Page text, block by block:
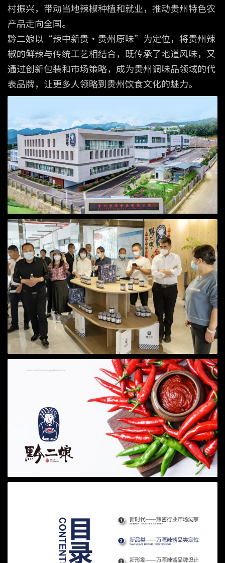
村振兴，带动当地辣椒种植和就业，推动贵州特色农
产品走向全国。
黔二娘以“辣中新贵·贵州原味”为定位，将贵州辣
椒的鲜辣与传统工艺相结合，既传承了地道风味，又
通过创新包装和市场策略，成为贵州调味品领域的代
表品牌，让更多人领略到贵州饮食文化的魅力。